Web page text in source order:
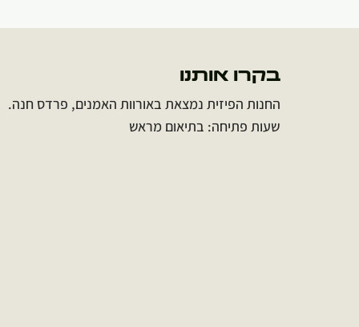
בקרו אותנו
החנות הפיזית נמצאת באורוות האמנים, פרדס חנה.
שעות פתיחה: בתיאום מראש